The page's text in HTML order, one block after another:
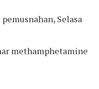
Selasa
methamphetamine